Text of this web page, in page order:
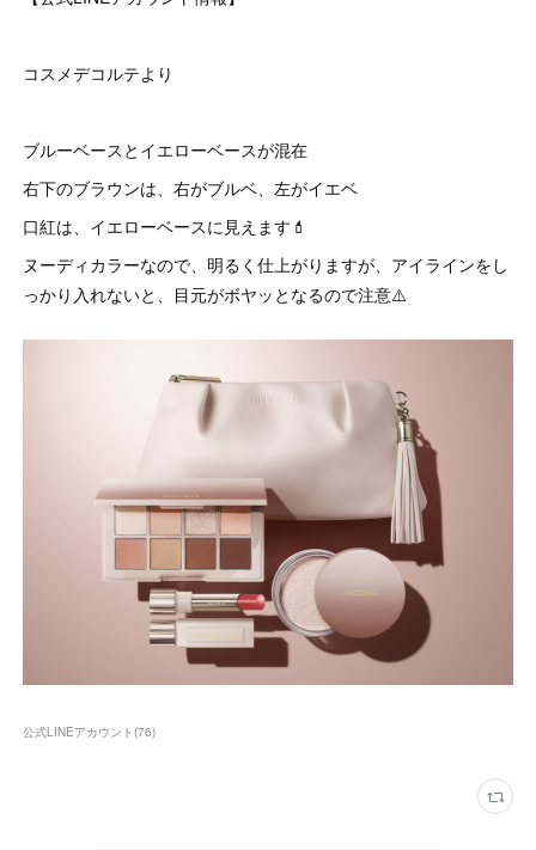
コスメデコルテより
ブルーベースとイエローベースが混在
右下のブラウンは、右がブルベ、左がイエベ
口紅は、イエローベースに見えます💄
ヌーディカラーなので、明るく仕上がりますが、アイラインをし
っかり入れないと、目元がボヤッとなるので注意⚠️
公式LINEアカウント(76)